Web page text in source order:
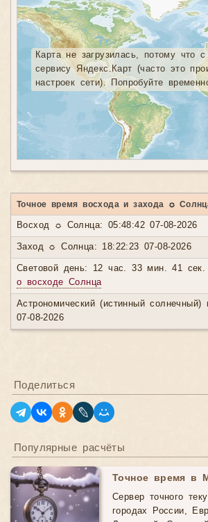
Карта не загрузилась, потому что
сервису Яндекс.Карт (часто это
настроек сети). Попробуйте
Точное время восхода и захода ☼
Восход ☼ Солнца: 05:48:42 07-08-2026
Заход ☼ Солнца: 18:22:23 07-08-2026
Световой день: 12 час. 33 мин. 41 сек.
о восходе Солнца
Астрономический (истинный солнечный)
07-08-2026
Поделиться
Популярные расчёты
Точное время в
Сервер точного
городах России,